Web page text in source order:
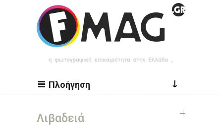
Παράκαμψη προς το κυρίως περιεχόμενο
Πλοήγηση ↓
Λιβαδειά